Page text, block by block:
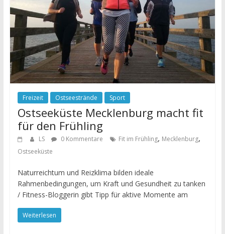
Freizeit Ostseestrände Sport
Ostseeküste Mecklenburg macht fit
für den Frühling
LS 0 Kommentare Fit im Frühling, Mecklenburg,
Ostseeküste
Naturreichtum und Reizklima bilden ideale
Rahmenbedingungen, um Kraft und Gesundheit zu tanken
/ Fitness-Bloggerin gibt Tipp für aktive Momente am
Weiterlesen